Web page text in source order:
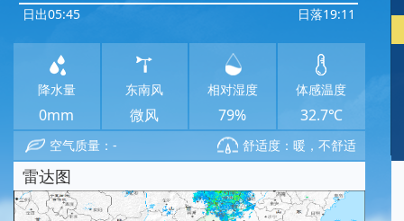
日出05:45 日落19:11
降水量
0mm
东南风
微风
相对湿度
79%
体感温度
32.7℃
空气质量：- 舒适度：暖，不舒适
雷达图